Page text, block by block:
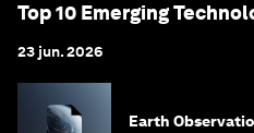
Top 10 Emerging
23 jun. 2026
Earth